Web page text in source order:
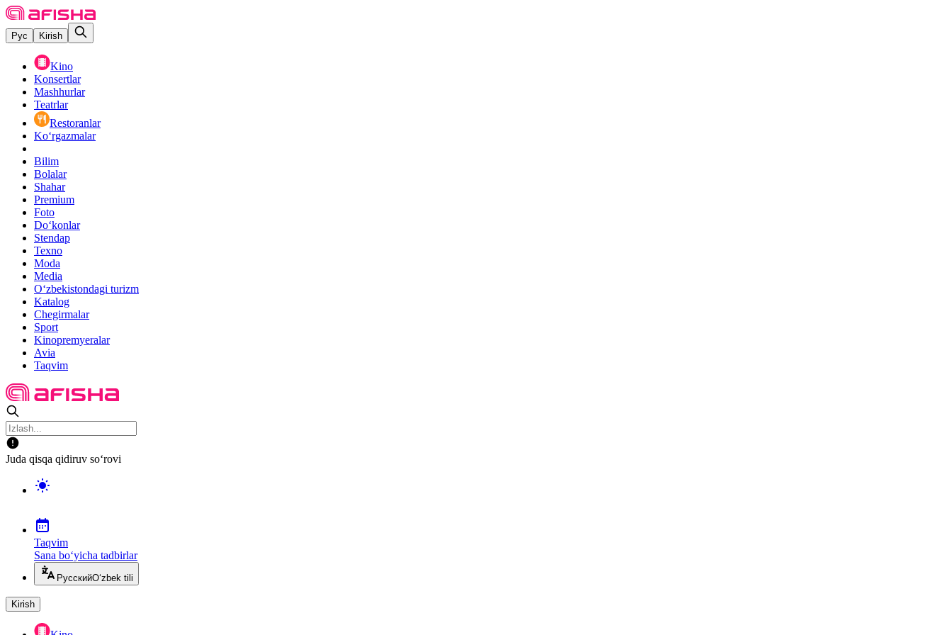
Рус Kirish
Kino
Konsertlar
Mashhurlar
Teatrlar
Restoranlar
Ko‘rgazmalar
Bilim
Bolalar
Shahar
Premium
Foto
Do‘konlar
Stendap
Texno
Moda
Media
O‘zbekistondagi turizm
Katalog
Chegirmalar
Sport
Kinopremyeralar
Avia
Taqvim
Juda qisqa qidiruv so‘rovi
Taqvim
Sana bo‘yicha tadbirlar
РусскийO‘zbek tili
Kirish